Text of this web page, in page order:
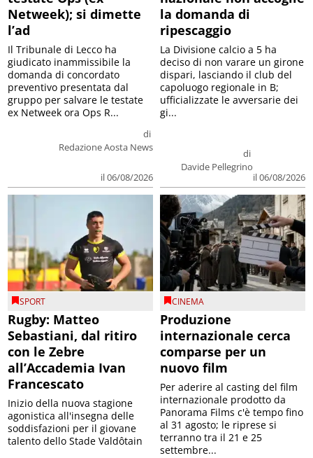
Netweek); si dimette
l’ad
di
Redazione Aosta News
il 06/08/2026
Il Tribunale di Lecco ha
giudicato inammissibile la
domanda di concordato
preventivo presentata dal
gruppo per salvare le testate
ex Netweek ora Ops R...
la domanda di
ripescaggio
di
Davide Pellegrino
il 06/08/2026
La Divisione calcio a 5 ha
deciso di non varare un girone
dispari, lasciando il club del
capoluogo regionale in B;
ufficializzate le avversarie dei
gi...
SPORT
Rugby: Matteo
Sebastiani, dal ritiro
con le Zebre
all’Accademia Ivan
Francescato
Inizio della nuova stagione
agonistica all'insegna delle
soddisfazioni per il giovane
talento dello Stade Valdôtain
CINEMA
Produzione
internazionale cerca
comparse per un
nuovo film
Per aderire al casting del film
internazionale prodotto da
Panorama Films c'è tempo fino
al 31 agosto; le riprese si
terranno tra il 21 e 25
settembre...